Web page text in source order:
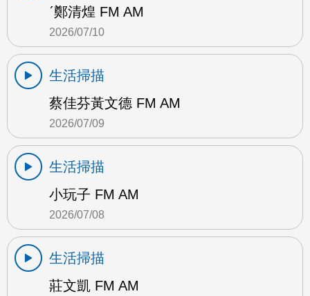
ˊ鄭清煌 FM AM
2026/07/10
生活掃描
蔡佳芬黃文德 FM AM
2026/07/09
生活掃描
小玩子 FM AM
2026/07/08
生活掃描
莊文凱 FM AM